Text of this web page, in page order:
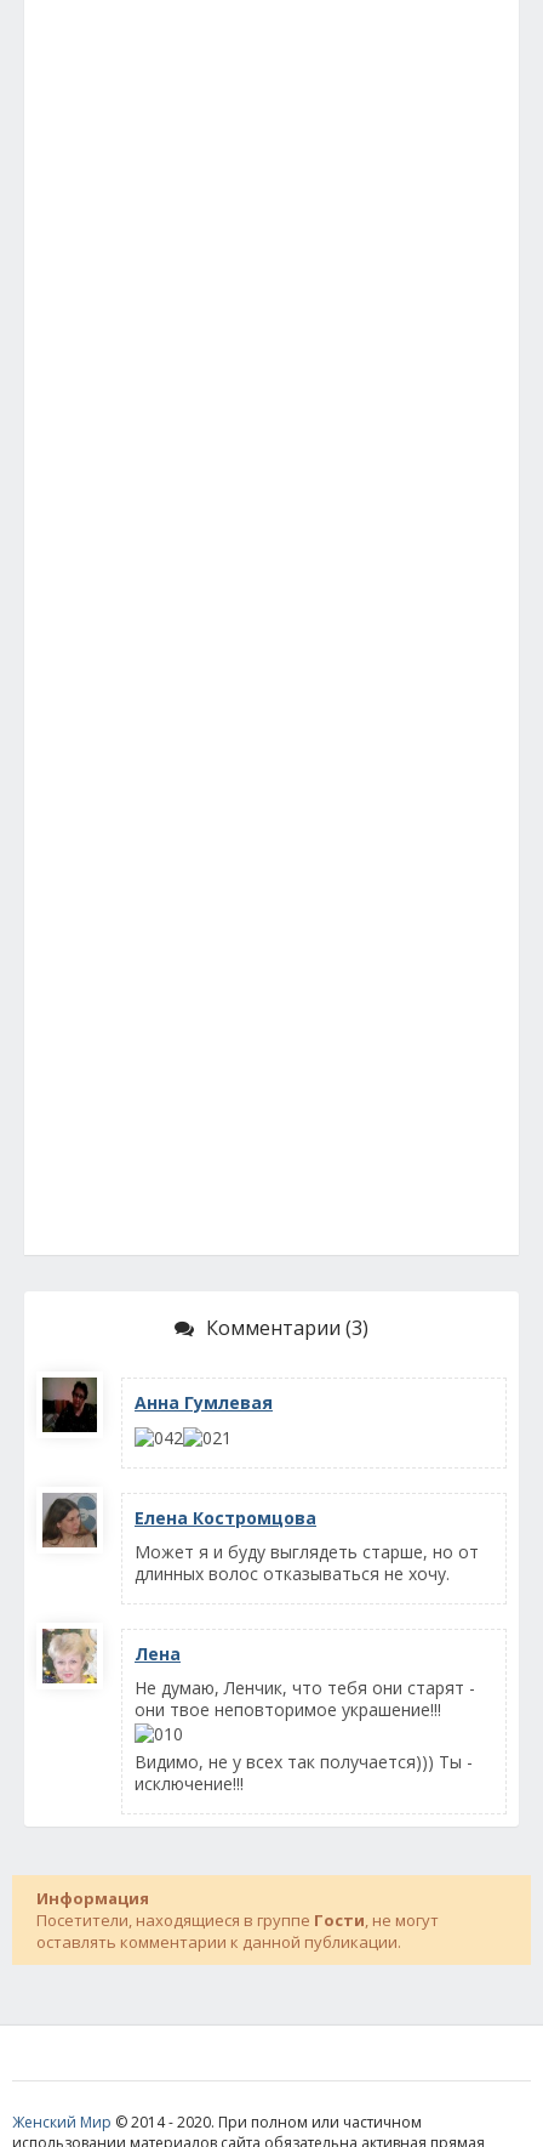
Комментарии (3)
Анна Гумлевая
Елена Костромцова
Может я и буду выглядеть старше, но от
длинных волос отказываться не хочу.
Лена
Не думаю, Ленчик, что тебя они старят -
они твое неповторимое украшение!!!
Видимо, не у всех так получается))) Ты -
исключение!!!
Информация
Посетители, находящиеся в группе Гости , не могут
оставлять комментарии к данной публикации.
Женский Мир © 2014 - 2020. При полном или частичном
использовании материалов сайта обязательна активная прямая